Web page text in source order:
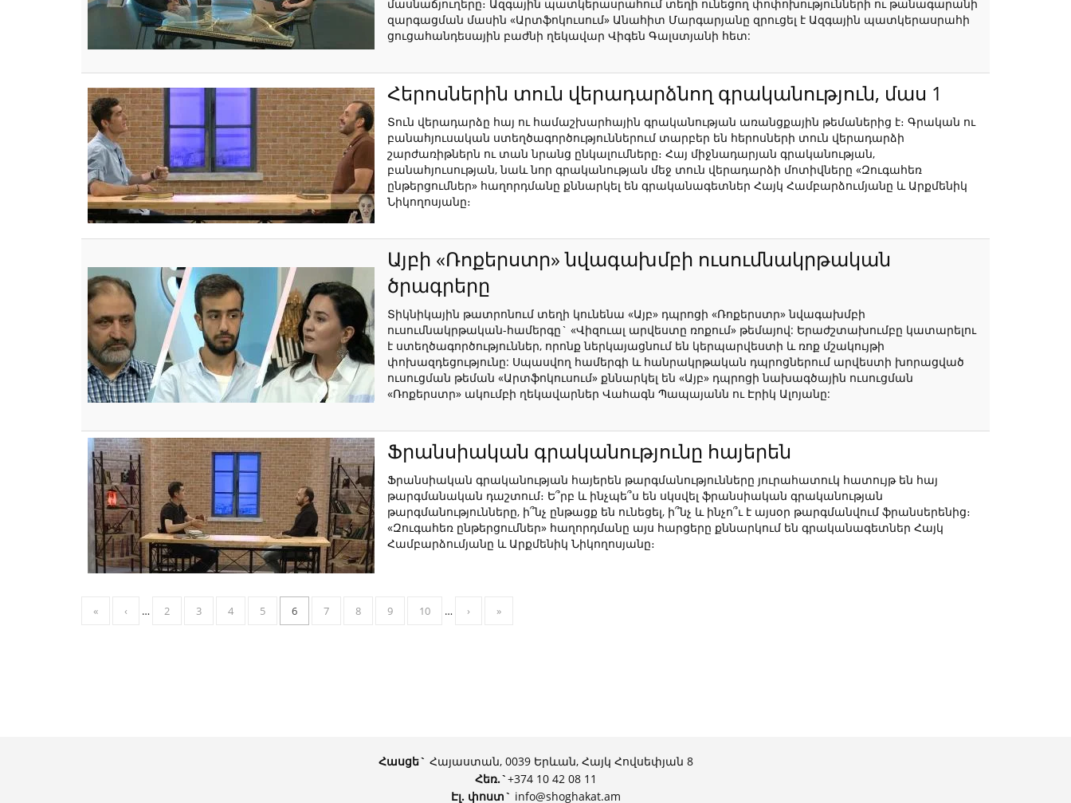
մասնաճյուղերը։ Ազգային պատկերասրահում տեղի ունեցող փոփոխությունների ու թանագարանի
զարգացման մասին «Արտֆոկուսում» Անահիտ Մարգարյանը զրուցել է Ազգային պատկերասրահի
ցուցահանդեսային բաժնի ղեկավար Վիգեն Գալստյանի հետ:
Հերոսներին տուն վերադարձնող գրականություն, մաս 1
Տուն վերադարձը հայ ու համաշխարհային գրականության առանցքային թեմաներից է։ Գրական ու
բանահյուսական ստեղծագործություններում տարբեր են հերոսների տուն վերադարձի
շարժառիթներն ու տան նրանց ընկալումները։ Հայ միջնադարյան գրականության,
բանահյուսության, նաև նոր գրականության մեջ տուն վերադարձի մոտիվները «Զուգահեռ
ընթերցումներ» հաղորդմանը քննարկել են գրականագետներ Հայկ Համբարձումյանը և Արքմենիկ
Նիկողոսյանը։
Այբի «Ռոքերստր» նվագախմբի ուսումնակրթական
ծրագրերը
Տիկնիկային թատրոնում տեղի կունենա «Այբ» դպրոցի «Ռոքերստր» նվագախմբի
ուսումնակրթական-համերգը` «Վիզուալ արվեստը ռոքում» թեմայով: Երաժշտախումբը կատարելու
է ստեղծագործություններ, որոնք ներկայացնում են կերպարվեստի և ռոք մշակույթի
փոխազդեցությունը: Սպասվող համերգի և հանրակրթական դպրոցներում արվեստի խորացված
ուսուցման թեման «Արտֆոկուսում» քննարկել են «Այբ» դպրոցի նախագծային ուսուցման
«Ռոքերստր» ակումբի ղեկավարներ Վահագն Պապայանն ու Էրիկ Ալոյանը:
Ֆրանսիական գրականությունը հայերեն
Ֆրանսիական գրականության հայերեն թարգմանությունները յուրահատուկ հատույթ են հայ
թարգմանական դաշտում։ Ե՞րբ և ինչպե՞ս են սկսվել ֆրանսիական գրականության
թարգմանությունները, ի՞նչ ընթացք են ունեցել, ի՞նչ և ինչո՞ւ է այսօր թարգմանվում ֆրանսերենից։
«Զուգահեռ ընթերցումներ» հաղորդմանը այս հարցերը քննարկում են գրականագետներ Հայկ
Համբարձումյանը և Արքմենիկ Նիկողոսյանը։
« ‹ … 2 3 4 5 6 7 8 9 10 … › »
Հասցե` Հայաստան, 0039 Երևան, Հայկ Հովսեփյան 8
Հեռ.`+374 10 42 08 11
Էլ. փոստ` info@shoghakat.am